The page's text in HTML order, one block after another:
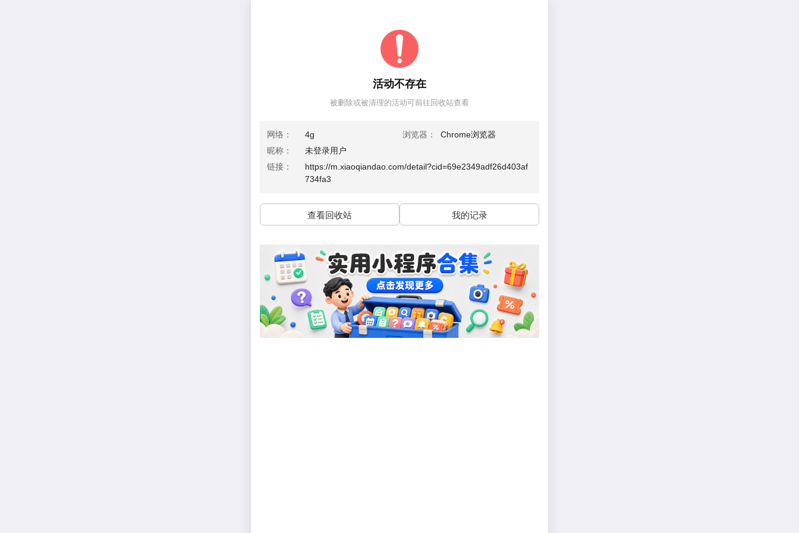
活动不存在
被删除或被清理的活动可前往回收站查看
网络： 4g 浏览器：
Chrome浏览器
昵称：
未登录用户
链接：
https://m.xiaoqiandao.com/detail?cid=69e2349adf26d403af
734fa3
查看回收站 我的记录